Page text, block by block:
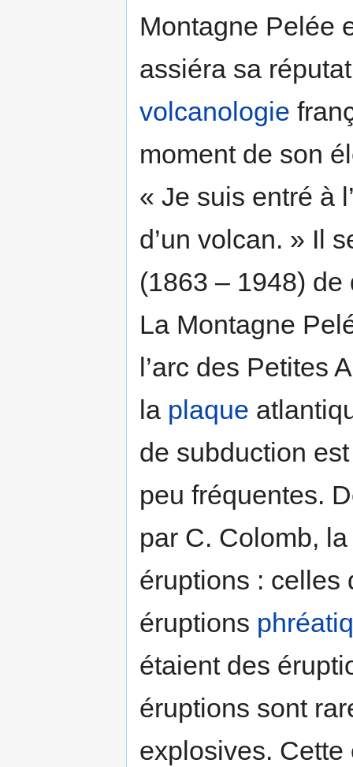
Montagne Pelée
assiéra sa
volcanologie
moment de son
« Je suis entré à
d’un volcan. » Il
(1863 – 1948)
La Montagne
l’arc des Petites
la plaque
de subduction
peu fréquentes.
par C. Colomb,
éruptions : celles
éruptions
étaient des
éruptions sont
explosives.